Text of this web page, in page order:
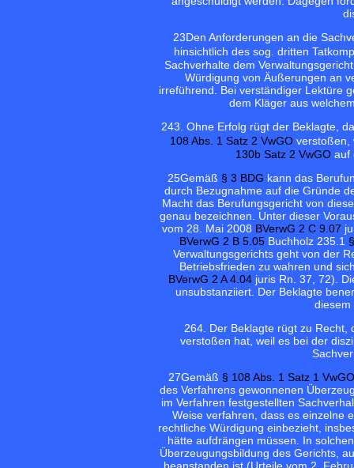
23Den Anforderungen an die
hinsichtlich des sog. dritten
Sachverhalte dem
Würdigung von Äußerungen an
irreführend. Bei verständiger Lektüre
dem Kläger aus
243. Ohne Erfolg rügt der Beklagte,
108 Abs. 1 Satz 2 VwGOverstoßen,
130b Satz 2 VwGO auf
25Gemäß § 3 BDG kann das
durch Bezugnahme auf die Gründe
Macht das Berufungsgericht von
genau bezeichnen. Unter dieser
vom 28. Mai 2008 BVerwG 2 C 9.07
BVerwG 2 B 5.05Buchholz 235.1
Verwaltungsgerichts geht von der
Betriebsfrieden zu wahren und
BVerwG 2 A 4.04juris Rn. 37, 72).
unsubstanziiert. Der Beklagte
diesem
264. Der Beklagte rügt zu
verstoßen hat, weil es bei der
27Gemäß § 108 Abs. 1 Satz 1 VwGO
des Verfahrens gewonnenen
im Verfahren festgestellten
Weise verfahren, dass es einzelne
rechtliche Würdigung einbezieht,
hätte aufdrängen müssen. In
Überzeugungsbildung des Gerichts,